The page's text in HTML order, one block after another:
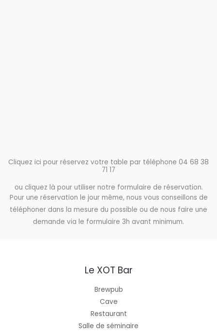
Cliquez ici pour réservez votre table par téléphone 04 68 38
71 17
ou cliquez là pour utiliser notre formulaire de réservation.
Pour une réservation le jour même, nous vous conseillons de
téléphoner dans la mesure du possible ou de nous faire une
demande via le formulaire 3h avant minimum.
Le XOT Bar
Brewpub
Cave
Restaurant
Salle de séminaire